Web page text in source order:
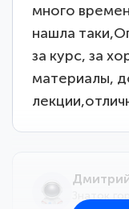
много
нашла
за курс, за
материалы,